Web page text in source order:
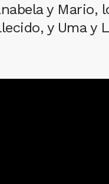
y Mario,
y Uma y